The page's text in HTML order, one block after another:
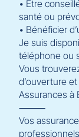
• Être
santé ou
• Bénéficier
Je suis
téléphone ou
Vous
d’ouverture
Assurances à
⸻
Vos
professionnels